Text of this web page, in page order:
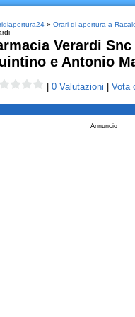
» Orari di apertura a
Verardi
e Antonio
0 Valutazioni Vota
Annuncio